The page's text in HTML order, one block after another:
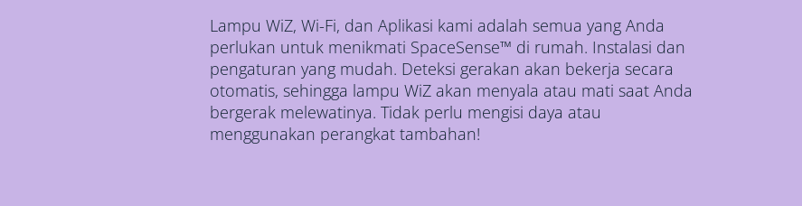
Lampu WiZ, Wi-Fi, dan Aplikasi kami adalah semua yang Anda
perlukan untuk menikmati SpaceSense™ di rumah. Instalasi dan
pengaturan yang mudah. Deteksi gerakan akan bekerja secara
otomatis, sehingga lampu WiZ akan menyala atau mati saat Anda
bergerak melewatinya. Tidak perlu mengisi daya atau
menggunakan perangkat tambahan!